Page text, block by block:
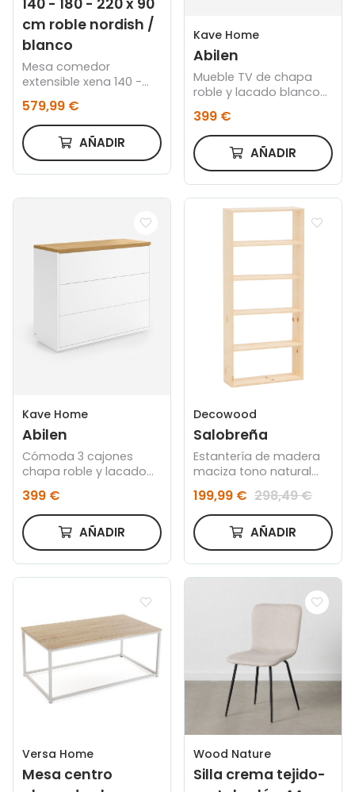
140 - 180 - 220 x 90
cm roble nordish /
blanco
Mesa comedor
extensible xena 140 -
nordish / blanco
579,99 €
AÑADIR
Kave Home
Abilen
Mueble TV de chapa
roble y lacado blanco
399 €
AÑADIR
Kave Home
Abilen
Cómoda 3 cajones
chapa roble y lacado
100%
399 €
AÑADIR
Decowood
Salobreña
Estantería de madera
maciza tono natural
199,99 € 298,49 €
AÑADIR
Versa Home
Mesa centro
Wood Nature
Silla crema tejido-